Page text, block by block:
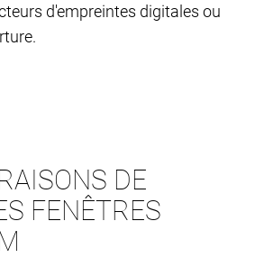
d'empreintes digitales ou
DE
FENÊTRES